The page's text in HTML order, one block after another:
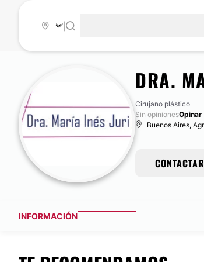
DRA.
Cirujano plástico
Sin opinionesOpinar
Buenos Aires,
CONTACTAR
INFORMACIÓN